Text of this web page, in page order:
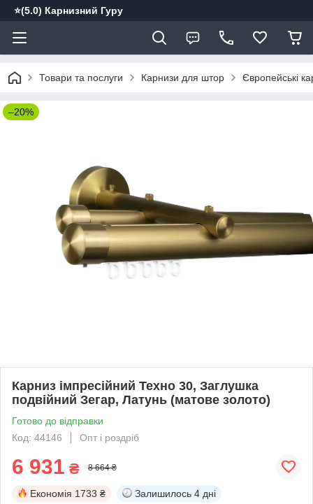
⭐️(5.0) Карнизний Гуру
Товари та послуги Карнизи для штор Європейські
–20%
Карниз імпресійний Техно 30, Заглушка
подвійний Зегар, Латунь (матове золото)
Готово до відправки
Код: 44146
Опт і роздріб
6 931 ₴ 8 664 ₴
Економія 1733 ₴ Залишилось 4 дні